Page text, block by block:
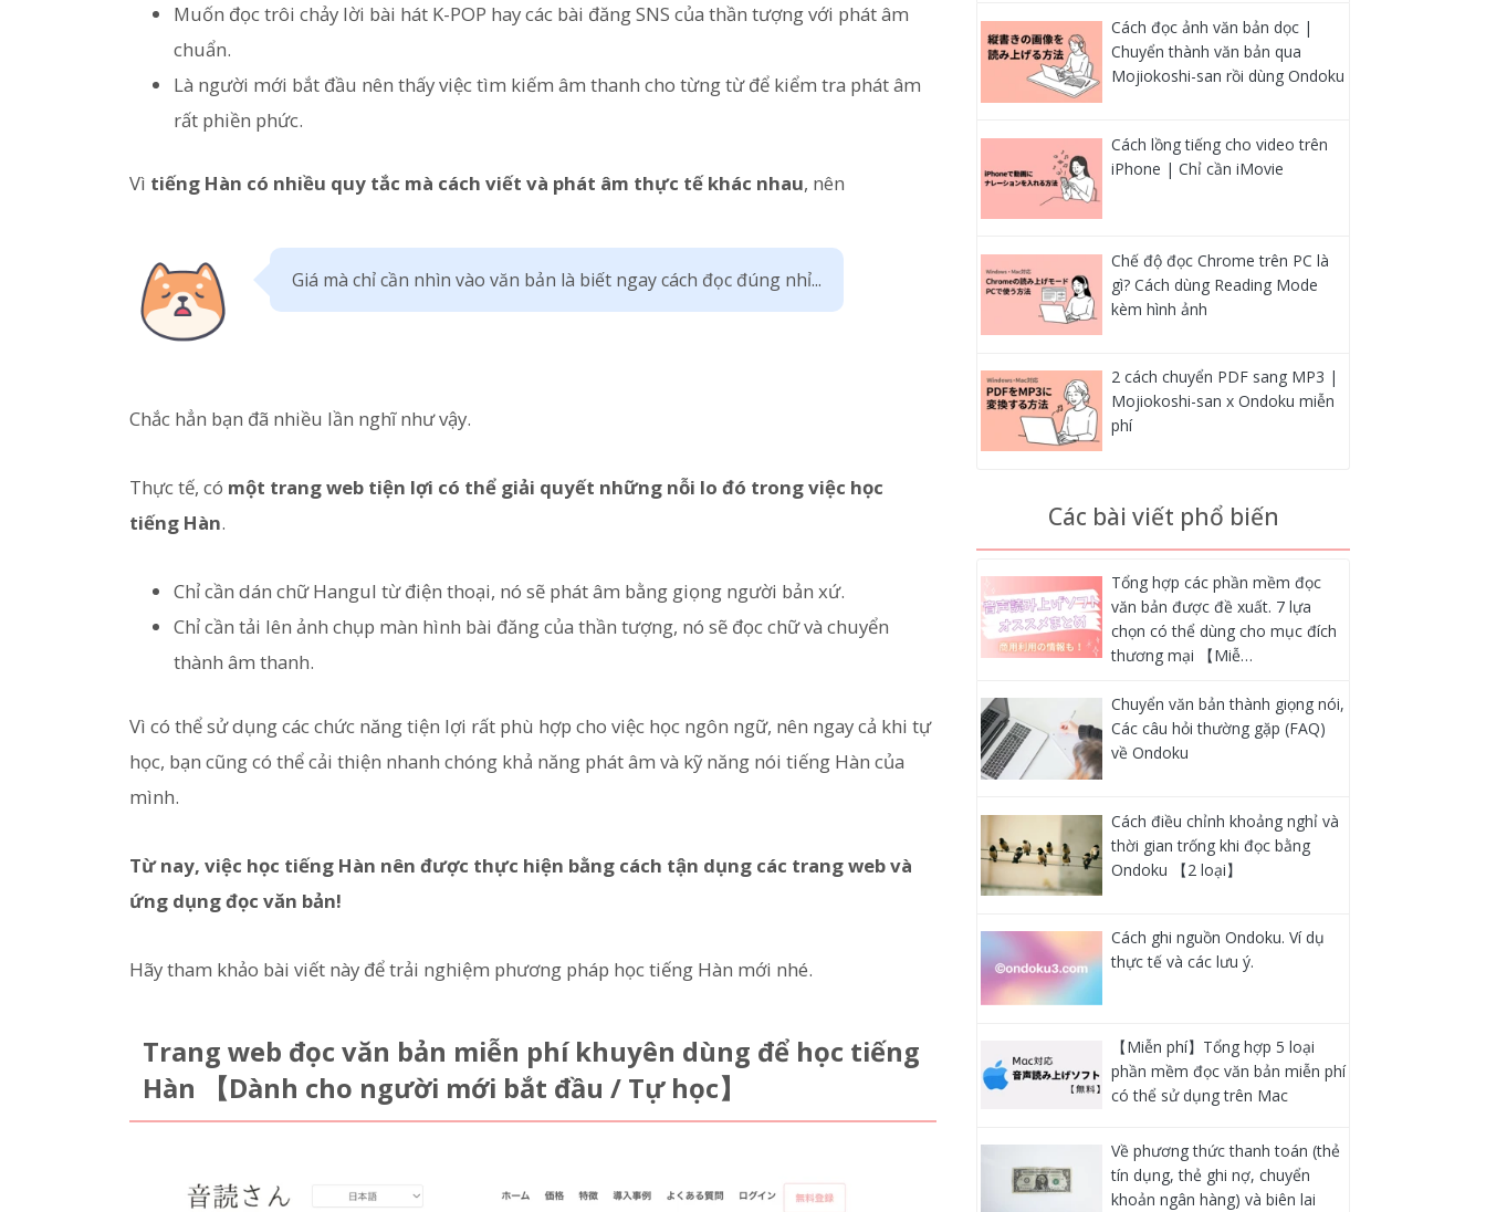
Muốn đọc trôi chảy lời bài hát K-POP hay các bài đăng SNS của thần tượng với phát âm
chuẩn.
Là người mới bắt đầu nên thấy việc tìm kiếm âm thanh cho từng từ để kiểm tra phát âm
rất phiền phức.
Vì tiếng Hàn có nhiều quy tắc mà cách viết và phát âm thực tế khác nhau, nên
Giá mà chỉ cần nhìn vào văn bản là biết ngay cách đọc đúng nhỉ...
Chắc hẳn bạn đã nhiều lần nghĩ như vậy.
Thực tế, có một trang web tiện lợi có thể giải quyết những nỗi lo đó trong việc học
tiếng Hàn.
Chỉ cần dán chữ Hangul từ điện thoại, nó sẽ phát âm bằng giọng người bản xứ.
Chỉ cần tải lên ảnh chụp màn hình bài đăng của thần tượng, nó sẽ đọc chữ và chuyển
thành âm thanh.
Vì có thể sử dụng các chức năng tiện lợi rất phù hợp cho việc học ngôn ngữ, nên ngay cả khi tự
học, bạn cũng có thể cải thiện nhanh chóng khả năng phát âm và kỹ năng nói tiếng Hàn của
mình.
Từ nay, việc học tiếng Hàn nên được thực hiện bằng cách tận dụng các trang web và
ứng dụng đọc văn bản!
Hãy tham khảo bài viết này để trải nghiệm phương pháp học tiếng Hàn mới nhé.
Trang web đọc văn bản miễn phí khuyên dùng để học tiếng
Hàn 【Dành cho người mới bắt đầu / Tự học】
Cách đọc ảnh văn bản dọc |
Chuyển thành văn bản qua
Mojiokoshi-san rồi dùng Ondoku
Cách lồng tiếng cho video trên
iPhone | Chỉ cần iMovie
Chế độ đọc Chrome trên PC là
gì? Cách dùng Reading Mode
kèm hình ảnh
2 cách chuyển PDF sang MP3 |
Mojiokoshi-san x Ondoku miễn
phí
Các bài viết phổ biến
Tổng hợp các phần mềm đọc
văn bản được đề xuất. 7 lựa
chọn có thể dùng cho mục đích
thương mại 【Miễ…
Chuyển văn bản thành giọng nói,
Các câu hỏi thường gặp (FAQ)
về Ondoku
Cách điều chỉnh khoảng nghỉ và
thời gian trống khi đọc bằng
Ondoku 【2 loại】
Cách ghi nguồn Ondoku. Ví dụ
thực tế và các lưu ý.
【Miễn phí】Tổng hợp 5 loại
phần mềm đọc văn bản miễn phí
có thể sử dụng trên Mac
Về phương thức thanh toán (thẻ
tín dụng, thẻ ghi nợ, chuyển
khoản ngân hàng) và biên lai